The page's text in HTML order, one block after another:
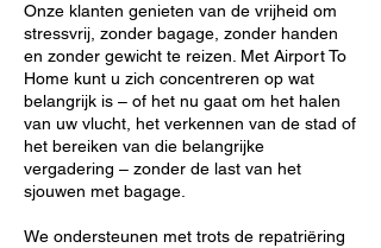
Onze klanten genieten van de vrijheid om
stressvrij, zonder bagage, zonder handen
en zonder gewicht te reizen. Met Airport To
Home kunt u zich concentreren op wat
belangrijk is – of het nu gaat om het halen
van uw vlucht, het verkennen van de stad of
het bereiken van die belangrijke
vergadering – zonder de last van het
sjouwen met bagage.
We ondersteunen met trots de repatriëring